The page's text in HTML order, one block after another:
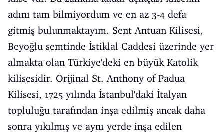
adını tam bilmiyordum ve en az 3-4 defa
gitmiş bulunmaktayım. Sent Antuan Kilisesi,
Beyoğlu semtinde İstiklal Caddesi üzerinde yer
almakta olan Türkiye'deki en büyük Katolik
kilisesidir. Orijinal St. Anthony of Padua
Kilisesi, 1725 yılında İstanbul'daki İtalyan
topluluğu tarafından inşa edilmiş ancak daha
sonra yıkılmış ve aynı yerde inşa edilen